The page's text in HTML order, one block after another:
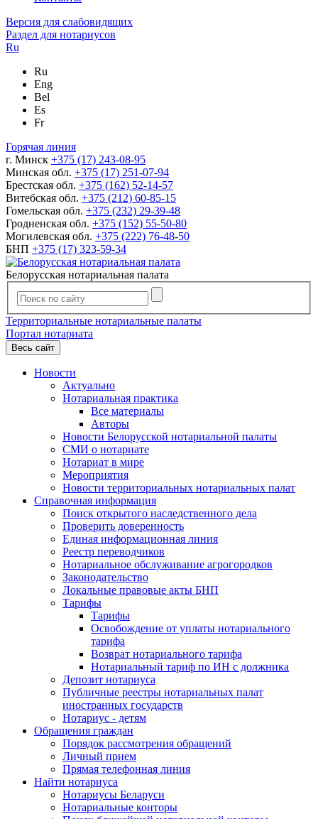
Версия для слабовидящих
Раздел для нотариусов
Ru
Ru
Eng
Bel
Es
Fr
Горячая линия
г. Минск +375 (17) 243-08-95
Минская обл. +375 (17) 251-07-94
Брестская обл. +375 (162) 52-14-57
Витебская обл. +375 (212) 60-85-15
Гомельская обл. +375 (232) 29-39-48
Гродненская обл. +375 (152) 55-50-80
Могилевская обл. +375 (222) 76-48-50
БНП +375 (17) 323-59-34
Белорусская нотариальная палата
Территориальные нотариальные палаты
Портал нотариата
Весь сайт
Новости
Актуально
Нотариальная практика
Все материалы
Авторы
Новости Белорусской нотариальной палаты
СМИ о нотариате
Нотариат в мире
Мероприятия
Новости территориальных нотариальных палат
Справочная информация
Поиск открытого наследственного дела
Проверить доверенность
Единая информационная линия
Реестр переводчиков
Нотариальное обслуживание агрогородков
Законодательство
Локальные правовые акты БНП
Тарифы
Тарифы
Освобождение от уплаты нотариального
тарифа
Возврат нотариального тарифа
Нотариальный тариф по ИН с должника
Депозит нотариуса
Публичные реестры нотариальных палат
иностранных государств
Нотариус - детям
Обращения граждан
Порядок рассмотрения обращений
Личный прием
Прямая телефонная линия
Найти нотариуса
Нотариусы Беларуси
Нотариальные конторы